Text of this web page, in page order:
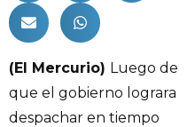
(El Mercurio) Luego de
que el gobierno lograra
despachar en tiempo